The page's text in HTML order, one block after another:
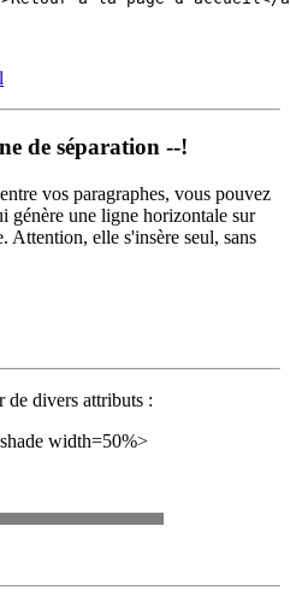
de séparation --!
vos paragraphes, vous pouvez
génère une ligne horizontale sur
Attention, elle s'insère seul, sans
de divers attributs :
width=50%>